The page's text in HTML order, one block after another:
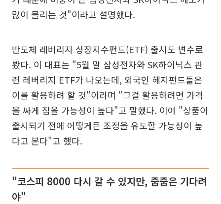
많이 몰리는 것"이라고 설명했다.
반도체 레버리지 상장지수펀드(ETF) 출시도 변수로
봤다. 이 대표는 "5월 말 삼성전자와 SK하이닉스 관
련 레버리지 ETF가 나오는데, 외국인 헤지펀드들은
이를 활용하려 할 것"이라며 "그걸 활용하려면 가격
을 싸게 잡을 가능성이 높다"고 말했다. 이어 "상품이
출시되기 전에 어떻게든 조정을 유도할 가능성이 높
다고 본다"고 했다.
"코스피 8000 다시 갈 수 있지만, 줍줍은 기다려
야"